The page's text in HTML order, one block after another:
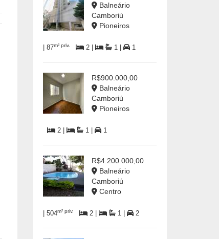
Balneário
Camboriú
Pioneiros
| 87m² priv. 2 | 1 | 1
R$900.000,00
Balneário
Camboriú
Pioneiros
2 | 1 | 1
R$4.200.000,00
Balneário
Camboriú
Centro
| 504m² priv. 2 | 1 | 2